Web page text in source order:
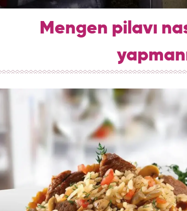
Mengen pilavı